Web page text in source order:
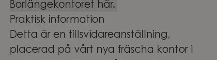
Borlängekontoret här.
Praktisk information
Detta är en tillsvidareanställning,
placerad på vårt nya fräscha kontor i